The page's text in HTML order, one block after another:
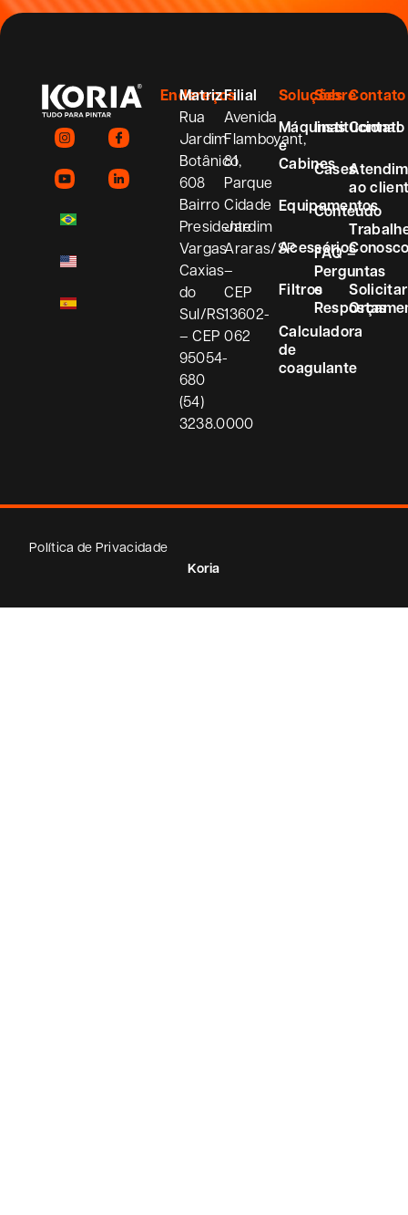
Endereços
Matriz
Rua
Jardim
Botânico,
608
Bairro
Presidente
Vargas
Caxias
do
Sul/RS
– CEP
95054-
680
(54)
3238.0000
Filial
Avenida
Flamboyant,
81
Parque
Cidade
Jardim
Araras/SP
–
CEP
13602-
062
Soluções
Máquinas
e
Cabines
Equipamentos
Acessórios
Filtros
Calculadora
de
coagulante
Sobre
Institucional
Cases
Conteúdo
FAQ –
Perguntas
e
Respostas
Contato
Contato
ao
Solicitar
Política de Privacidade
Koria